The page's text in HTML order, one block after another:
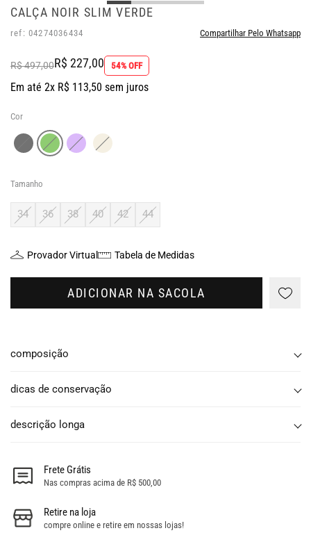
CALÇA NOIR SLIM VERDE
ref: 04274036434 Compartilhar Pelo Whatsapp
R$ 497,00R$ 227,00 54% OFF
Em até 2x R$ 113,50 sem juros
Cor
Tamanho
34 36 38 40 42 44
Provador Virtual Tabela de Medidas
ADICIONAR NA SACOLA
composição
dicas de conservação
descrição longa
Frete Grátis
Nas compras acima de R$ 500,00
Retire na loja
compre online e retire em nossas lojas!